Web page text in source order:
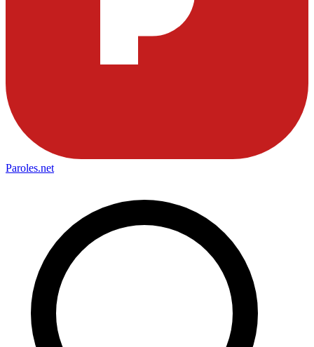
Paroles.net